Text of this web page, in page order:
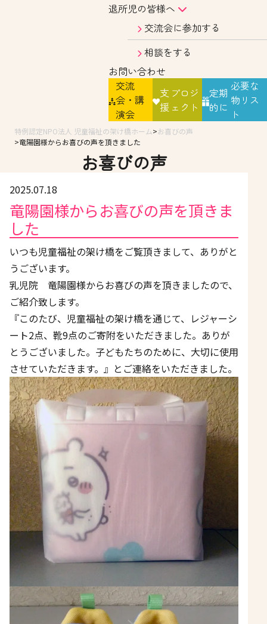
退所児の皆様へ
交流会に参加する
相談をする
お問い合わせ
交流
会・講
演会
支
援
プロジ
ェクト
定期
的に
必要な
物リス
ト
特例認定NPO法人 児童福祉の架け橋ホーム
お喜びの声
竜陽園様からお喜びの声を頂きました
お喜びの声
2025.07.18
竜陽園様からお喜びの声を頂きま
した
いつも児童福祉の架け橋をご覧頂きまして、ありがと
うございます。
乳児院 竜陽園様からお喜びの声を頂きましたので、
ご紹介致します。
『このたび、児童福祉の架け橋を通じて、レジャーシ
ート2点、靴9点のご寄附をいただきました。ありが
とうございました。子どもたちのために、大切に使用
させていただきます。』とご連絡をいただきました。